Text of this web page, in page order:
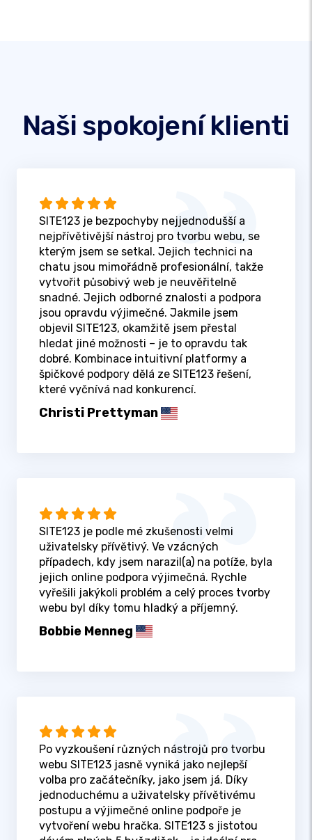
Naši spokojení klienti
SITE123 je bezpochyby nejjednodušší a
nejpřívětivější nástroj pro tvorbu webu, se
kterým jsem se setkal. Jejich technici na
chatu jsou mimořádně profesionální, takže
vytvořit působivý web je neuvěřitelně
snadné. Jejich odborné znalosti a podpora
jsou opravdu výjimečné. Jakmile jsem
objevil SITE123, okamžitě jsem přestal
hledat jiné možnosti – je to opravdu tak
dobré. Kombinace intuitivní platformy a
špičkové podpory dělá ze SITE123 řešení,
které vyčnívá nad konkurencí.
Christi Prettyman
SITE123 je podle mé zkušenosti velmi
uživatelsky přívětivý. Ve vzácných
případech, kdy jsem narazil(a) na potíže, byla
jejich online podpora výjimečná. Rychle
vyřešili jakýkoli problém a celý proces tvorby
webu byl díky tomu hladký a příjemný.
Bobbie Menneg
Po vyzkoušení různých nástrojů pro tvorbu
webu SITE123 jasně vyniká jako nejlepší
volba pro začátečníky, jako jsem já. Díky
jednoduchému a uživatelsky přívětivému
postupu a výjimečné online podpoře je
vytvoření webu hračka. SITE123 s jistotou